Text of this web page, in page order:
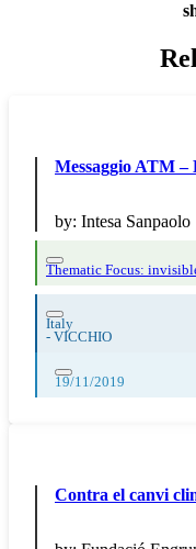
Messaggio ATM
by: Intesa Sanpaolo
Thematic Focus:
Italy
- VICCHIO
19/11/2019
Contra el canvi